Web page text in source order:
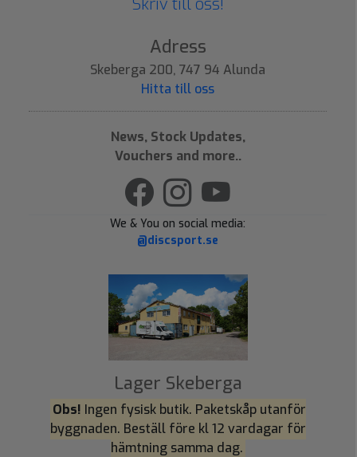
Adress
Skeberga 200, 747 94 Alunda
Hitta till oss
News, Stock Updates,
Vouchers and more..
We & You on social media:
@discsport.se
Lager Skeberga
Obs! Ingen fysisk butik. Paketskåp utanför
byggnaden. Beställ före kl 12 vardagar för
hämtning samma dag.